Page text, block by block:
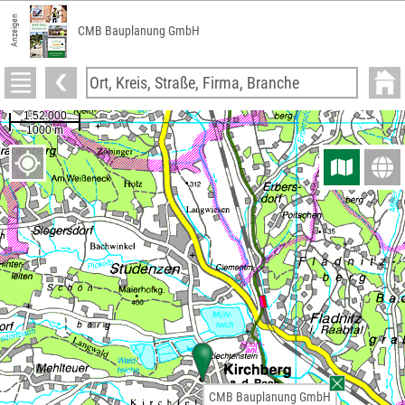
Anzeigen CMB Bauplanung GmbH
CMB Bauplanung GmbH